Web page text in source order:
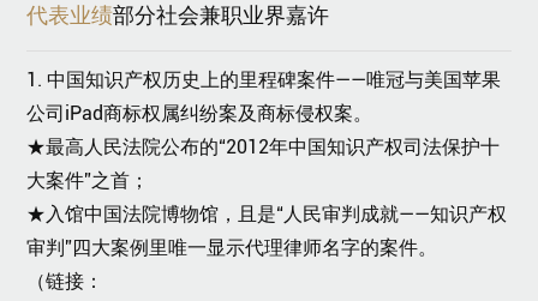
代表业绩部分社会兼职业界嘉许
1.中国知识产权历史上的里程碑案件——唯冠与美国苹果
公司iPad商标权属纠纷案及商标侵权案。
★最高人民法院公布的“2012年中国知识产权司法保护十
大案件”之首；
★入馆中国法院博物馆，且是“人民审判成就——知识产权
审判”四大案例里唯一显示代理律师名字的案件。
（链接：